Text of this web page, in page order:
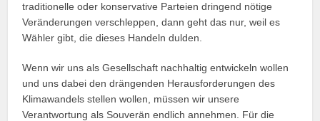
traditionelle oder konservative Parteien dringend nötige
Veränderungen verschleppen, dann geht das nur, weil es
Wähler gibt, die dieses Handeln dulden.
Wenn wir uns als Gesellschaft nachhaltig entwickeln wollen
und uns dabei den drängenden Herausforderungen des
Klimawandels stellen wollen, müssen wir unsere
Verantwortung als Souverän endlich annehmen. Für die